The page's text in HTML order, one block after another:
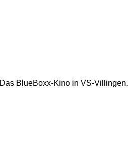
Das BlueBoxx-Kino in VS-Villingen.